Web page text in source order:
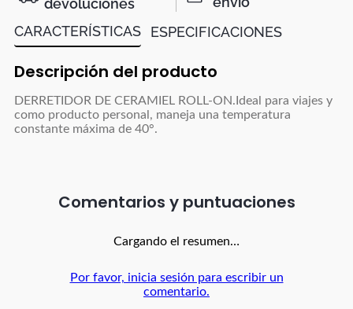
devoluciones
CARACTERÍSTICAS
ESPECIFICACIONES
Descripción del producto
DERRETIDOR DE CERAMIEL ROLL-ON.Ideal para viajes y
como producto personal, maneja una temperatura
constante máxima de 40°.
Comentarios
Cargando el resumen…
Por favor, inicia sesión para escribir un
comentario.